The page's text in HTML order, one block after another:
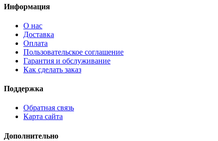
Информация
О нас
Доставка
Оплата
Пользовательское соглашение
Гарантия и обслуживание
Как сделать заказ
Поддержка
Обратная связь
Карта сайта
Дополнительно